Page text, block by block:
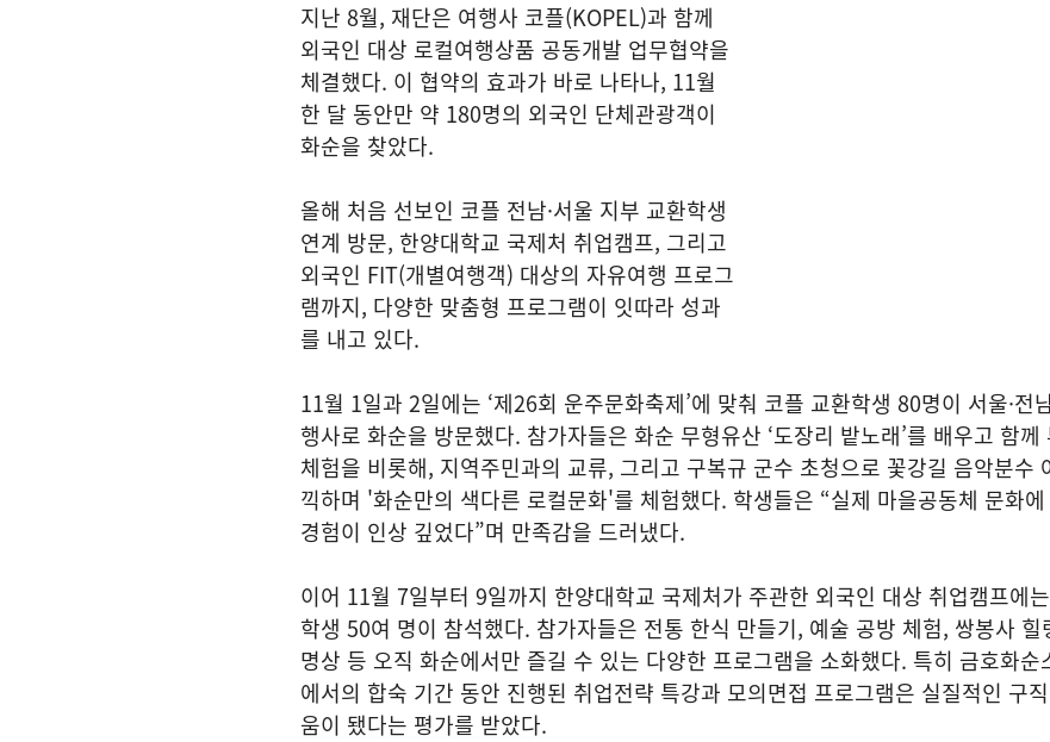
지난 8월, 재단은 여행사 코플(KOPEL)과 함께
외국인 대상 로컬여행상품 공동개발 업무협약을
체결했다. 이 협약의 효과가 바로 나타나, 11월
한 달 동안만 약 180명의 외국인 단체관광객이
화순을 찾았다.
올해 처음 선보인 코플 전남·서울 지부 교환학생
연계 방문, 한양대학교 국제처 취업캠프, 그리고
외국인 FIT(개별여행객) 대상의 자유여행 프로그
램까지, 다양한 맞춤형 프로그램이 잇따라 성과
를 내고 있다.
11월 1일과 2일에는 ‘제26회 운주문화축제’에 맞춰 코플 교환학생 80명이 서울·전
행사로 화순을 방문했다. 참가자들은 화순 무형유산 ‘도장리 밭노래’를 배우고 함께
체험을 비롯해, 지역주민과의 교류, 그리고 구복규 군수 초청으로 꽃강길 음악분수
끽하며 '화순만의 색다른 로컬문화'를 체험했다. 학생들은 “실제 마을공동체 문화
경험이 인상 깊었다”며 만족감을 드러냈다.
이어 11월 7일부터 9일까지 한양대학교 국제처가 주관한 외국인 대상 취업캠프에
학생 50여 명이 참석했다. 참가자들은 전통 한식 만들기, 예술 공방 체험, 쌍봉사 힐
명상 등 오직 화순에서만 즐길 수 있는 다양한 프로그램을 소화했다. 특히 금호화순
에서의 합숙 기간 동안 진행된 취업전략 특강과 모의면접 프로그램은 실질적인 구
움이 됐다는 평가를 받았다.